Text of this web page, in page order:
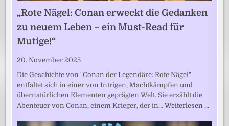
„Rote Nägel: Conan erweckt die Gedanken
zu neuem Leben – ein Must-Read für
Mutige!“
20. November 2025
Die Geschichte von "Conan der Legendäre: Rote Nägel"
entfaltet sich in einer von Intrigen, Machtkämpfen und
übernatürlichen Elementen geprägten Welt. Sie erzählt die
Abenteuer von Conan, einem Krieger, der in…Weiterlesen …